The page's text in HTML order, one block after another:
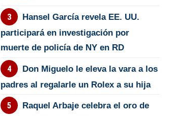
Hansel García revela EE. UU.
participará en investigación por
muerte de policía de NY en RD
Don Miguelo le eleva la vara a los
padres al regalarle un Rolex a su hija
Raquel Arbaje celebra el oro de